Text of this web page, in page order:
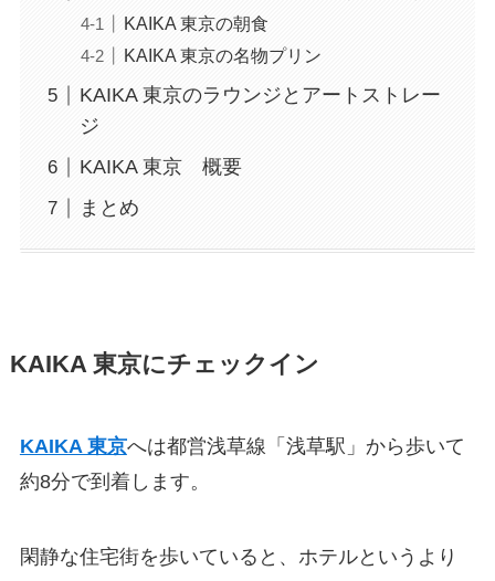
KAIKA 東京の朝食
KAIKA 東京の名物プリン
KAIKA 東京のラウンジとアートストレー
ジ
KAIKA 東京 概要
まとめ
KAIKA 東京にチェックイン
KAIKA 東京へは都営浅草線「浅草駅」から歩いて
約8分で到着します。
閑静な住宅街を歩いていると、ホテルというより